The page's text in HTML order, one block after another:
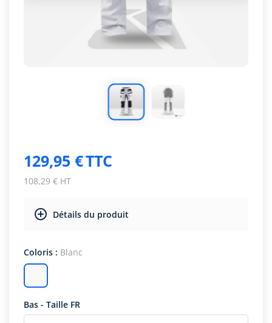
129,95 €TTC
108,29 € HT
Détails du produit
Coloris : Blanc
Bas - Taille FR